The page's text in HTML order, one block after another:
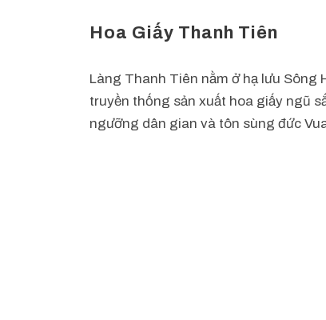
Hoa Giấy Thanh Tiên
Làng Thanh Tiên nằm ở hạ lưu Sông
truyền thống sản xuất hoa giấy ngũ
ngưỡng dân gian và tôn sùng đức